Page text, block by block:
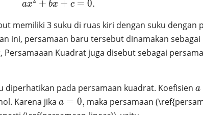
ax^2 + bx +c = 0.
ax + bx + c = 0.
memiliki 3 suku di ruas kiri dengan suku dengan
ini, persamaan baru tersebut dinamakan sebagai
Persamaaan Kuadrat juga disebut sebagai
diperhatikan pada persamaan kuadrat. Koefisien a
a
Karena jika a=0,
a = 0, maka persamaan